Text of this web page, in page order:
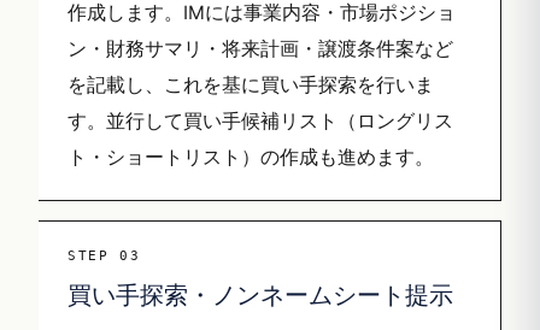
作成します。IMには事業内容・市場ポジショ
ン・財務サマリ・将来計画・譲渡条件案など
を記載し、これを基に買い手探索を行いま
す。並行して買い手候補リスト（ロングリス
ト・ショートリスト）の作成も進めます。
STEP 03
買い手探索・ノンネームシート提示